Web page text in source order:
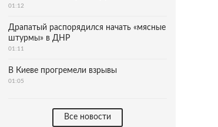
01:12
Драпатый распорядился начать «мясные
штурмы» в ДНР
01:11
В Киеве прогремели взрывы
01:05
Все новости